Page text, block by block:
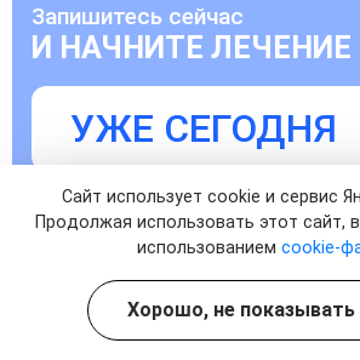
Запишитесь сейчас
И НАЧНИТЕ ЛЕЧЕНИЕ
УЖЕ СЕГОДНЯ
Записаться на прием к врачу
Сайт использует cookie и сервис
Продолжая использовать этот сайт,
использованием cookie-
Хорошо, не показывать